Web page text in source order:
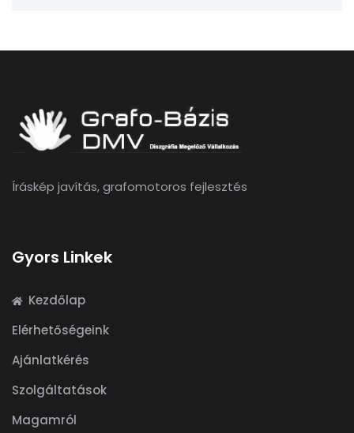
Íráskép javítás, grafomotoros fejlesztés
Gyors Linkek
Kezdőlap
Elérhetőségeink
Ajánlatkérés
Szolgáltatások
Magamról